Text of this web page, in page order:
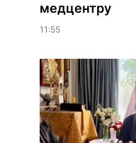
медцентру
11:55